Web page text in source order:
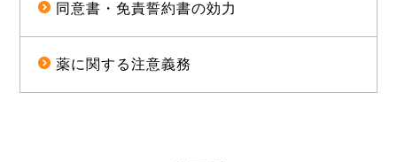
同意書・免責誓約書の効力
薬に関する注意義務